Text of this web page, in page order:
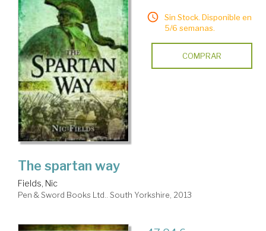
Sin Stock. Disponible en
5/6 semanas.
COMPRAR
The spartan way
Fields, Nic
Pen & Sword Books Ltd.. South Yorkshire, 2013